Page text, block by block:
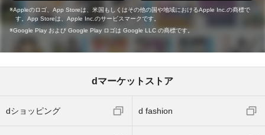
Appleのロゴ、App Storeは、米国もしくはその他の国や地域におけるApple Inc.の商標で
す。App Storeは、Apple Inc.のサービスマークです。
Google Play および Google Play ロゴは Google LLC の商標です。
dマーケットストア
dショッピング d fashion